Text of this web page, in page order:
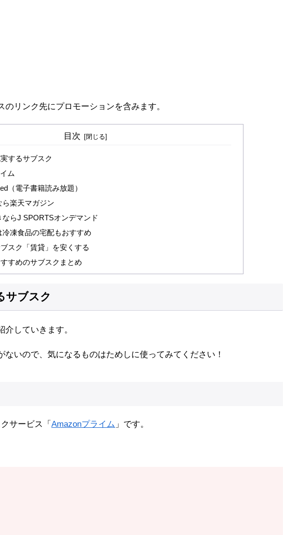
リンク先にプロモーションを含みます。
目次
するサブスク
ム
（電子書籍読み放題）
楽天マガジン
ならJ SPORTSオンデマンド
凍食品の宅配もおすすめ
スク「賃貸」を安くする
すめのサブスクまとめ
サブスク
していきます。
ないので、気になるものはためしに使ってみてください！
サービス「 Amazonプライム 」です。